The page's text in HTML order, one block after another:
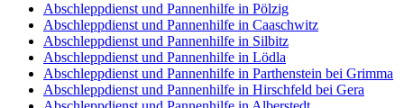
Abschleppdienst und Pannenhilfe in Pölzig
Abschleppdienst und Pannenhilfe in Caaschwitz
Abschleppdienst und Pannenhilfe in Silbitz
Abschleppdienst und Pannenhilfe in Lödla
Abschleppdienst und Pannenhilfe in Parthenstein bei Grimma
Abschleppdienst und Pannenhilfe in Hirschfeld bei Gera